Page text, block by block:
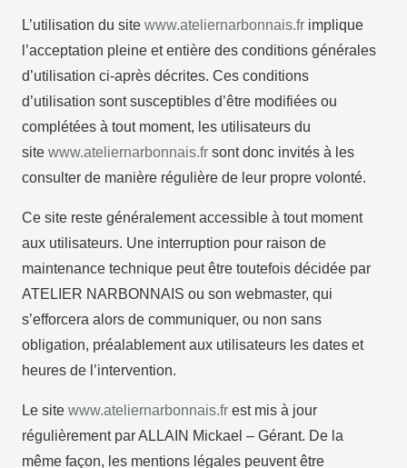
L’utilisation du site www.ateliernarbonnais.fr implique
l’acceptation pleine et entière des conditions générales
d’utilisation ci-après décrites. Ces conditions
d’utilisation sont susceptibles d’être modifiées ou
complétées à tout moment, les utilisateurs du
site www.ateliernarbonnais.fr sont donc invités à les
consulter de manière régulière de leur propre volonté.
Ce site reste généralement accessible à tout moment
aux utilisateurs. Une interruption pour raison de
maintenance technique peut être toutefois décidée par
ATELIER NARBONNAIS ou son webmaster, qui
s’efforcera alors de communiquer, ou non sans
obligation, préalablement aux utilisateurs les dates et
heures de l’intervention.
Le site www.ateliernarbonnais.fr est mis à jour
régulièrement par ALLAIN Mickael – Gérant. De la
même façon, les mentions légales peuvent être